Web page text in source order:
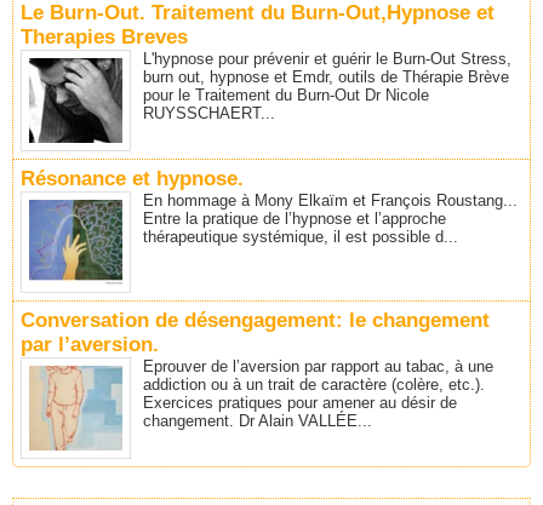
Le Burn-Out. Traitement du Burn-Out,Hypnose et
Therapies Breves
L'hypnose pour prévenir et guérir le Burn-Out Stress,
burn out, hypnose et Emdr, outils de Thérapie Brève
pour le Traitement du Burn-Out Dr Nicole
RUYSSCHAERT...
Résonance et hypnose.
En hommage à Mony Elkaïm et François Roustang...
Entre la pratique de l’hypnose et l’approche
thérapeutique systémique, il est possible d...
Conversation de désengagement: le changement
par l’aversion.
Eprouver de l’aversion par rapport au tabac, à une
addiction ou à un trait de caractère (colère, etc.).
Exercices pratiques pour amener au désir de
changement. Dr Alain VALLÉE...